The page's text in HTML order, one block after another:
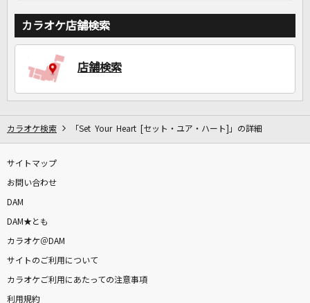
カラオケ店舗検索
店舗検索
カラオケ検索 「Set Your Heart [セット・ユア・ハート]」の詳細
サイトマップ
お問い合わせ
DAM
DAM★とも
カラオケ＠DAM
サイトのご利用について
カラオケご利用にあたっての注意事項
利用規約